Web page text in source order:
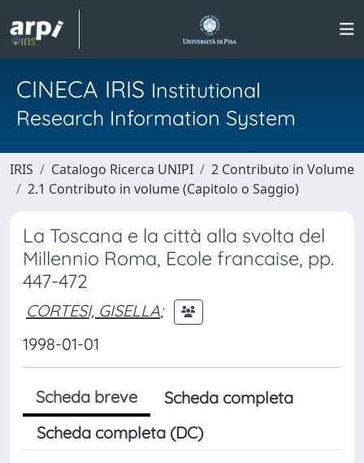
CINECA IRIS Institutional
Research Information System
IRIS Catalogo Ricerca UNIPI
2 Contributo in Volume
2.1 Contributo in volume (Capitolo o Saggio)
La Toscana e la città alla svolta del
Millennio Roma, Ecole francaise, pp.
447-472
CORTESI, GISELLA;
1998-01-01
Scheda breve
Scheda completa
Scheda completa (DC)